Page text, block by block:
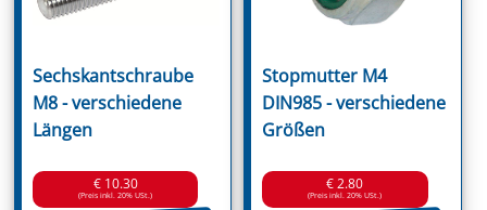
Sechskantschraube
M8 - verschiedene
Längen
€ 10.30
(Preis inkl. 20% USt.)
Stopmutter M4
DIN985 - verschiedene
Größen
€ 2.80
(Preis inkl. 20% USt.)